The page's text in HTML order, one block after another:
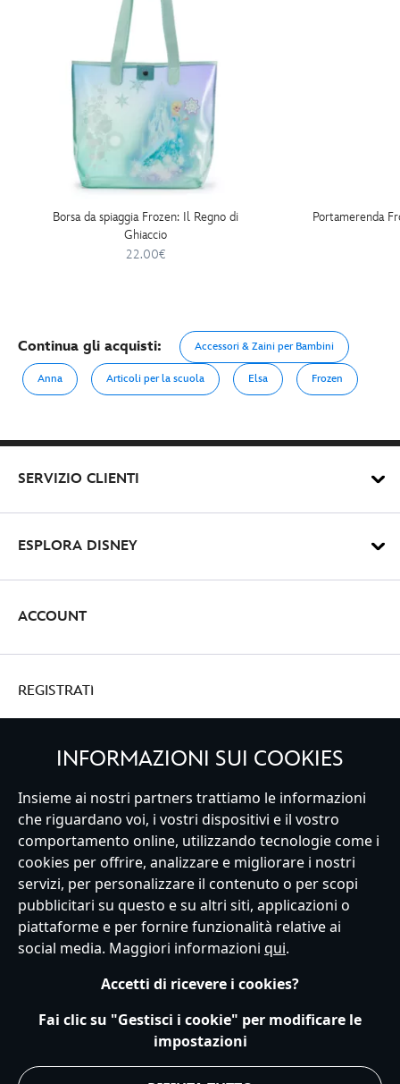
Borsa da spiaggia Frozen: Il Regno di
Ghiaccio
22.00€
Portamerenda
Continua gli acquisti: Accessori & Zaini per Bambini
Anna Articoli per la scuola Elsa Frozen
SERVIZIO CLIENTI
ESPLORA DISNEY
ACCOUNT
REGISTRATI
Italy
Servizio Clienti Termini d'Uso Trova Negozio
Mappa del Sito
Normativa Europea sul trattamento dei dati personali
Informativa sulla privacy
Politica dei Cookie
Informativa sulla privacy UE
Termini e Condizioni generali
Gestisci le impostazioni dei Cookies
s172 Statements
INFORMAZIONI SUI COOKIES
Insieme ai nostri partners trattiamo le informazioni
che riguardano voi, i vostri dispositivi e il vostro
comportamento online, utilizzando tecnologie come i
cookies per offrire, analizzare e migliorare i nostri
servizi, per personalizzare il contenuto o per scopi
pubblicitari su questo e su altri siti, applicazioni o
piattaforme e per fornire funzionalità relative ai
social media. Maggiori informazioni qui.
Accetti di ricevere i cookies?
Fai clic su "Gestisci i cookie" per modificare le
impostazioni